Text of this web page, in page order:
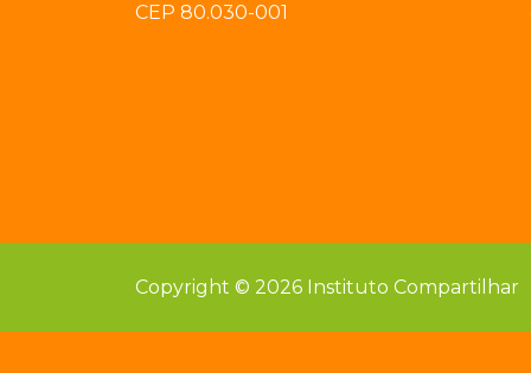
CEP 80.030-001
Copyright © 2026 Instituto Compartilhar